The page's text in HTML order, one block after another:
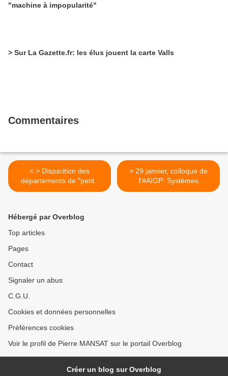
"machine à impopularité"
> Sur La Gazette.fr: les élus jouent la carte Valls
Commentaires
< > Disparition des
départements de "petite
couronne"
> 29 janvier, colloque de
l'#AIGP: Systèmes
métropolitains du
Hébergé par Overblog
Top articles
Pages
Contact
Signaler un abus
C.G.U.
Cookies et données personnelles
Préférences cookies
Voir le profil de Pierre MANSAT sur le portail Overblog
Créer un blog sur Overblog